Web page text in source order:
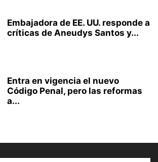
Embajadora de EE. UU. responde a
críticas de Aneudys Santos y...
Entra en vigencia el nuevo
Código Penal, pero las reformas
a...